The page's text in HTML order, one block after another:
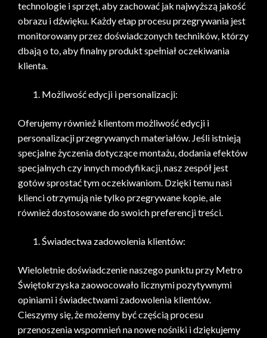
technologie i sprzęt, aby zachować jak najwyższą jakość
obrazu i dźwięku. Każdy etap procesu przegrywania jest
monitorowany przez doświadczonych techników, którzy
dbają o to, aby finalny produkt spełniał oczekiwania
klienta.
Możliwość edycji i personalizacji:
Oferujemy również klientom możliwość edycji i
personalizacji przegrywanych materiałów. Jeśli istnieją
specjalne życzenia dotyczące montażu, dodania efektów
specjalnych czy innych modyfikacji, nasz zespół jest
gotów sprostać tym oczekiwaniom. Dzięki temu nasi
klienci otrzymują nie tylko przegrywane kopie, ale
również dostosowane do swoich preferencji treści.
Świadectwa zadowolenia klientów:
Wieloletnie doświadczenie naszego punktu przy Metro
Świętokrzyska zaowocowało licznymi pozytywnymi
opiniami i świadectwami zadowolenia klientów.
Cieszymy się, że możemy być częścią procesu
przenoszenia wspomnień na nowe nośniki i dziękujemy